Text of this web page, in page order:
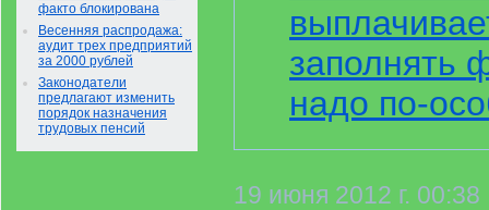
факто блокирована
Весенняя распродажа:
аудит трех предприятий
за 2000 рублей
Законодатели
предлагают изменить
порядок назначения
трудовых пенсий
заполнять
надо по-
19 июня 2012 г. 00:38